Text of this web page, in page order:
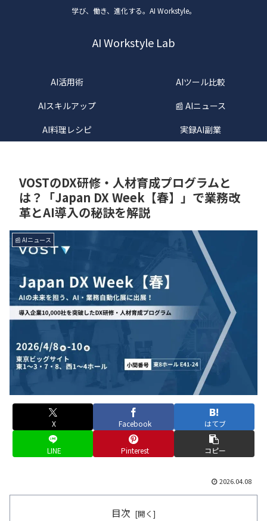
学び、働き、進化する。AI Workstyle。
AI Workstyle Lab
AI活用術
AIツール比較
AIスキルアップ
📰 AIニュース
AI料理レシピ
実録AI副業
VOSTのDX研修・人材育成プログラムと
は？「Japan DX Week【春】」で業務改
革とAI導入の秘訣を解説
📰 AIニュース
X Facebook はてブ
LINE Pinterest コピー
2026.04.08
目次